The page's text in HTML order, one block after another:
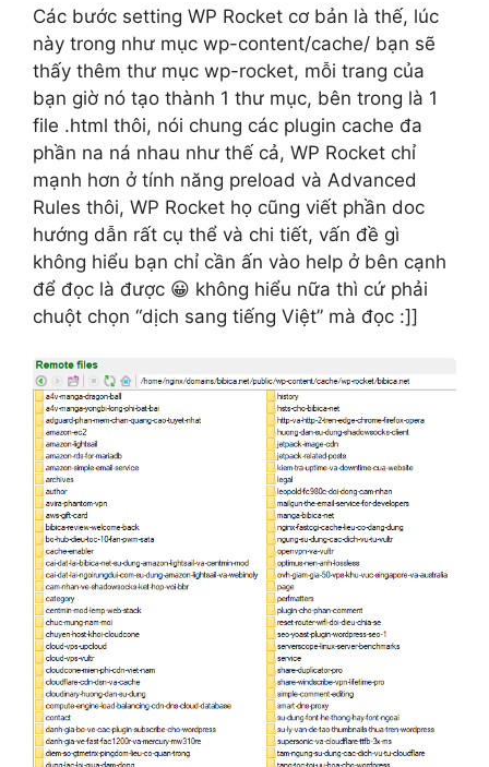
Các bước setting WP Rocket cơ bản là thế, lúc
này trong như mục wp-content/cache/ bạn sẽ
thấy thêm thư mục wp-rocket, mỗi trang của
bạn giờ nó tạo thành 1 thư mục, bên trong là 1
file .html thôi, nói chung các plugin cache đa
phần na ná nhau như thế cả, WP Rocket chỉ
mạnh hơn ở tính năng preload và Advanced
Rules thôi, WP Rocket họ cũng viết phần doc
hướng dẫn rất cụ thể và chi tiết, vấn đề gì
không hiểu bạn chỉ cần ấn vào help ở bên cạnh
để đọc là được 😀 không hiểu nữa thì cứ phải
chuột chọn “dịch sang tiếng Việt” mà đọc :]]